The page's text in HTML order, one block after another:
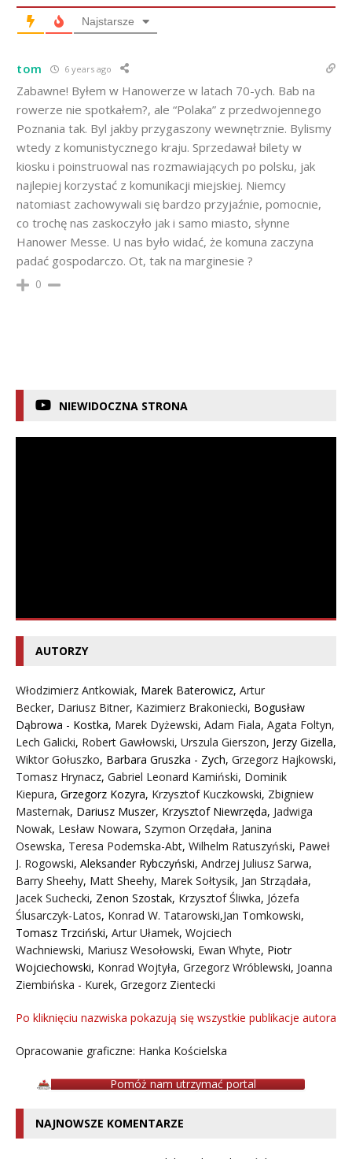
Najstarsze
tom 6 years ago
Zabawne! Byłem w Hanowerze w latach 70-ych. Bab na
rowerze nie spotkałem?, ale “Polaka” z przedwojennego
Poznania tak. Byl jakby przygaszony wewnętrznie. Bylismy
wtedy z komunistycznego kraju. Sprzedawał bilety w
kiosku i poinstruowal nas rozmawiających po polsku, jak
najlepiej korzystać z komunikacji miejskiej. Niemcy
natomiast zachowywali się bardzo przyjaźnie, pomocnie,
co trochę nas zaskoczyło jak i samo miasto, słynne
Hanower Messe. U nas było widać, że komuna zaczyna
padać gospodarczo. Ot, tak na marginesie ?
0
NIEWIDOCZNA STRONA
AUTORZY
Włodzimierz Antkowiak, Marek Baterowicz, Artur
Becker, Dariusz Bitner, Kazimierz Brakoniecki, Bogusław
Dąbrowa - Kostka, Marek Dyżewski, Adam Fiala, Agata Foltyn,
Lech Galicki, Robert Gawłowski, Urszula Gierszon, Jerzy Gizella,
Wiktor Gołuszko, Barbara Gruszka - Zych, Grzegorz Hajkowski,
Tomasz Hrynacz, Gabriel Leonard Kamiński, Dominik
Kiepura, Grzegorz Kozyra, Krzysztof Kuczkowski, Zbigniew
Masternak, Dariusz Muszer, Krzysztof Niewrzęda, Jadwiga
Nowak, Lesław Nowara, Szymon Orzędała, Janina
Osewska, Teresa Podemska-Abt, Wilhelm Ratuszyński, Paweł
J. Rogowski, Aleksander Rybczyński, Andrzej Juliusz Sarwa,
Barry Sheehy, Matt Sheehy, Marek Sołtysik, Jan Strządała,
Jacek Suchecki, Zenon Szostak, Krzysztof Śliwka, Józefa
Ślusarczyk-Latos, Konrad W. Tatarowski,Jan Tomkowski,
Tomasz Trzciński, Artur Ułamek, Wojciech
Wachniewski, Mariusz Wesołowski, Ewan Whyte, Piotr
Wojciechowski, Konrad Wojtyła, Grzegorz Wróblewski, Joanna
Ziembińska - Kurek, Grzegorz Zientecki
Po kliknięciu nazwiska pokazują się wszystkie publikacje autora
Opracowanie graficzne: Hanka Kościelska
Pomóż nam utrzymać portal
NAJNOWSZE KOMENTARZE